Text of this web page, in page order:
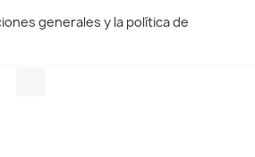
generales y la política de